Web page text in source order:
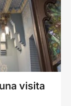
visita